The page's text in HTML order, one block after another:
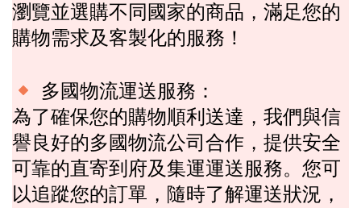
瀏覽並選購不同國家的商品，滿足您的
購物需求及客製化的服務！
多國物流運送服務：
為了確保您的購物順利送達，我們與信
譽良好的多國物流公司合作，提供安全
可靠的直寄到府及集運運送服務。您可
以追蹤您的訂單，隨時了解運送狀況，